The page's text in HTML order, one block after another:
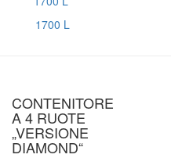
1700 L
CONTENITORE
A 4 RUOTE
„VERSIONE
DIAMOND“